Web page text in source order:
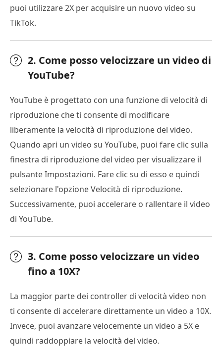
puoi utilizzare 2X per acquisire un nuovo video su
TikTok.
2. Come posso velocizzare un video di
YouTube?
YouTube è progettato con una funzione di velocità di
riproduzione che ti consente di modificare
liberamente la velocità di riproduzione del video.
Quando apri un video su YouTube, puoi fare clic sulla
finestra di riproduzione del video per visualizzare il
pulsante Impostazioni. Fare clic su di esso e quindi
selezionare l'opzione Velocità di riproduzione.
Successivamente, puoi accelerare o rallentare il video
di YouTube.
3. Come posso velocizzare un video
fino a 10X?
La maggior parte dei controller di velocità video non
ti consente di accelerare direttamente un video a 10X.
Invece, puoi avanzare velocemente un video a 5X e
quindi raddoppiare la velocità del video.